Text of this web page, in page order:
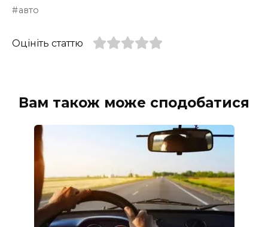
авто
Оцініть статтю
Вам також може сподобатися